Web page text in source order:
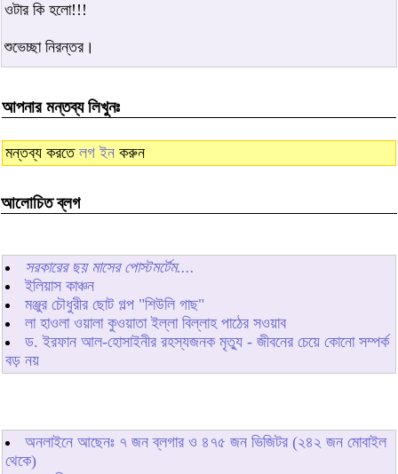
ওটার কি হলো!!!
শুভেচ্ছা নিরন্তর।
আপনার মন্তব্য লিখুনঃ
মন্তব্য করতে লগ ইন করুন
আলোচিত ব্লগ
সরকারের ছয় মাসের পোস্টমর্টেম....
ইলিয়াস কাঞ্চন
মঞ্জুর চৌধুরীর ছোট গল্প "শিউলি গাছ"
লা হাওলা ওয়ালা কুওয়াতা ইল্লা বিল্লাহ পাঠের সওয়াব
ড. ইরফান আল-হোসাইনীর রহস্যজনক মৃত্যু - জীবনের চেয়ে কোনো সম্পর্ক
বড় নয়
অনলাইনে আছেনঃ ৭ জন ব্লগার ও ৪৭৫ জন ভিজিটর (২৪২ জন মোবাইল
থেকে)